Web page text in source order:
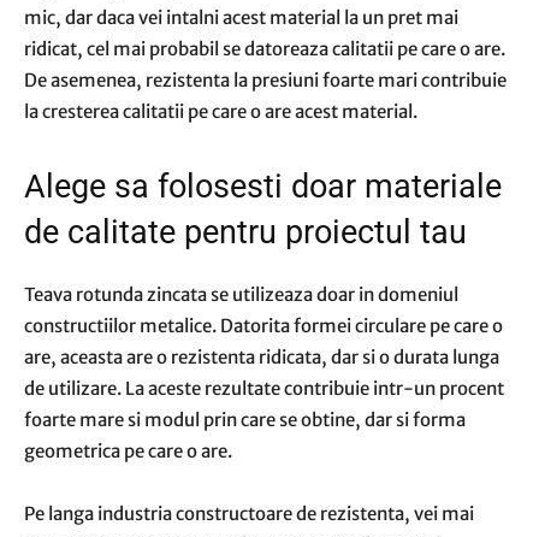
mic, dar daca vei intalni acest material la un pret mai
ridicat, cel mai probabil se datoreaza calitatii pe care o are.
De asemenea, rezistenta la presiuni foarte mari contribuie
la cresterea calitatii pe care o are acest material.
Alege sa folosesti doar materiale
de calitate pentru proiectul tau
Teava rotunda zincata se utilizeaza doar in domeniul
constructiilor metalice. Datorita formei circulare pe care o
are, aceasta are o rezistenta ridicata, dar si o durata lunga
de utilizare. La aceste rezultate contribuie intr-un procent
foarte mare si modul prin care se obtine, dar si forma
geometrica pe care o are.
Pe langa industria constructoare de rezistenta, vei mai